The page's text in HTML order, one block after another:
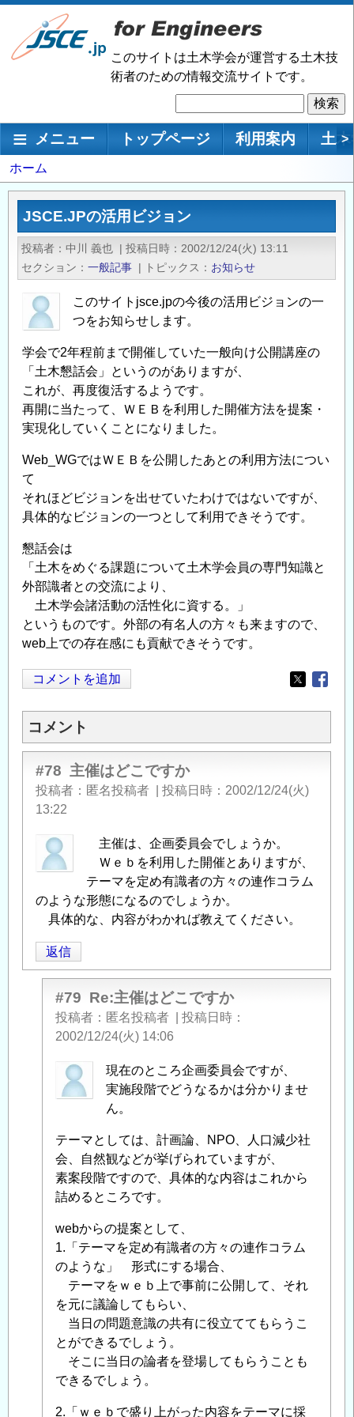
メ
ン
移
このサイトは土木学会が運営する土木技
術者のための情報交流サイトです。
索
メインナビゲーション
メニュー トップページ 利用案内 土 >
パ
ン
ず
ホーム
JSCE.JPの活用ビジョン
投稿者 中川 義也 | 投稿日時
2002/12/24(火) 13:11
セクション
一般記事 | トピックス お知らせ
このサイトjsce.jpの今後の活用ビジョンの一
つをお知らせします。
学会で2年程前まで開催していた一般向け公開講座の
「土木懇話会」というのがありますが、
これが、再度復活するようです。
再開に当たって、ＷＥＢを利用した開催方法を提案・
実現化していくことになりました。
Web_WGではＷＥＢを公開したあとの利用方法につい
て
それほどビジョンを出せていたわけではないですが、
具体的なビジョンの一つとして利用できそうです。
懇話会は
「土木をめぐる課題について土木学会員の専門知識と
外部識者との交流により、
土木学会諸活動の活性化に資する。」
というものです。外部の有名人の方々も来ますので、
web上での存在感にも貢献できそうです。
コメントを追加
Opens in
コメント
#78 主催はどこですか
投稿者 匿名投稿者 投稿日時
2002/12/24(火)
13:22
主催は、企画委員会でしょうか。
Ｗｅｂを利用した開催とありますが、
テーマを定め有識者の方々の連作コラム
のような形態になるのでしょうか。
具体的な、内容がわかれば教えてください。
返信
#79 Re:主催はどこですか
投稿者 匿名投稿者
投稿日時
2002/12/24(火) 14:06
匿
名
者
に
よ
る
主
催
は
こ
す
」
へ
返
現在のところ企画委員会ですが、
実施段階でどうなるかは分かりませ
ん。
テーマとしては、計画論、NPO、人口減少社
会、自然観などが挙げられていますが、
素案段階ですので、具体的な内容はこれから
詰めるところです。
webからの提案として、
1.「テーマを定め有識者の方々の連作コラム
のような」 形式にする場合、
テーマをｗｅｂ上で事前に公開して、それ
を元に議論してもらい、
当日の問題意識の共有に役立ててもらうこ
とができるでしょう。
そこに当日の論者を登場してもらうことも
できるでしょう。
2.「ｗｅｂで盛り上がった内容をテーマに採